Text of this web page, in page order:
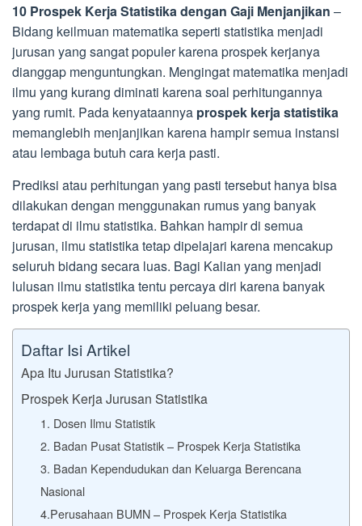
10 Prospek Kerja Statistika dengan Gaji Menjanjikan –
Bidang keilmuan matematika seperti statistika menjadi
jurusan yang sangat populer karena prospek kerjanya
dianggap menguntungkan. Mengingat matematika menjadi
ilmu yang kurang diminati karena soal perhitungannya
yang rumit. Pada kenyataannya prospek kerja statistika
memanglebih menjanjikan karena hampir semua instansi
atau lembaga butuh cara kerja pasti.
Prediksi atau perhitungan yang pasti tersebut hanya bisa
dilakukan dengan menggunakan rumus yang banyak
terdapat di ilmu statistika. Bahkan hampir di semua
jurusan, ilmu statistika tetap dipelajari karena mencakup
seluruh bidang secara luas. Bagi Kalian yang menjadi
lulusan ilmu statistika tentu percaya diri karena banyak
prospek kerja yang memiliki peluang besar.
Daftar Isi Artikel
Apa Itu Jurusan Statistika?
Prospek Kerja Jurusan Statistika
1. Dosen Ilmu Statistik
2. Badan Pusat Statistik – Prospek Kerja Statistika
3. Badan Kependudukan dan Keluarga Berencana
Nasional
4.Perusahaan BUMN – Prospek Kerja Statistika